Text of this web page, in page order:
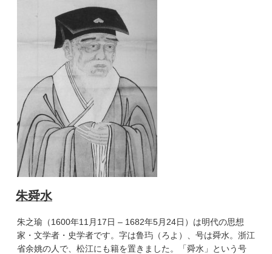
朱舜水
朱之瑜（1600年11月17日 – 1682年5月24日）は明代の思想
家・文学者・史学者です。字は鲁玙（ろよ）、号は舜水。浙江
省余姚の人で、松江にも籍を置きました。「舜水」という号